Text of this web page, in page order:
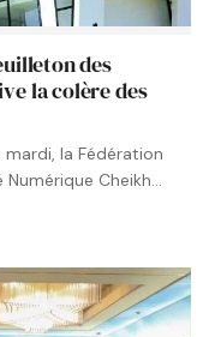
des
la colère des
la Fédération
Numérique Cheikh